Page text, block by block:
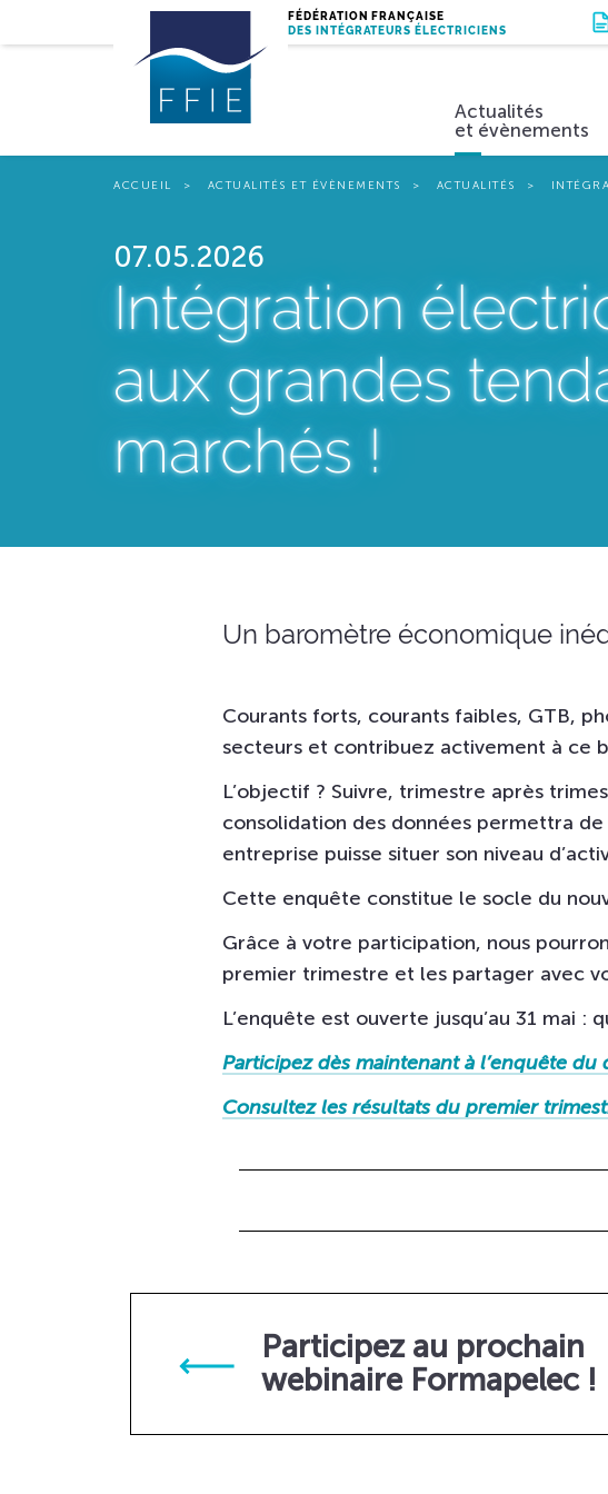
FÉDÉRATION FRANÇAISE
DES INTÉGRATEURS ÉLECTRICIENS
Actualités
et évènements
ACCUEIL ACTUALITÉS ET ÉVÈNEMENTS ACTUALITÉS
07.05.2026
Intégration
aux grandes
marchés !
Un baromètre économique
Courants forts, courants faibles, GTB,
secteurs et contribuez activement à ce
L’objectif ? Suivre, trimestre après
consolidation des données permettra
entreprise puisse situer son niveau
Cette enquête constitue le socle du
Grâce à votre participation, nous
premier trimestre et les partager avec
L’enquête est ouverte jusqu’au 31 mai
Participez dès maintenant à l’enquête du
Consultez les résultats du premier
Participez au prochain
webinaire Formapelec !